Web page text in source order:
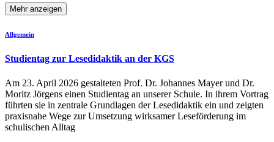
Mehr anzeigen
Allgemein
Studientag zur Lesedidaktik an der KGS
Am 23. April 2026 gestalteten Prof. Dr. Johannes Mayer und Dr.
Moritz Jörgens einen Studientag an unserer Schule. In ihrem Vortrag
führten sie in zentrale Grundlagen der Lesedidaktik ein und zeigten
praxisnahe Wege zur Umsetzung wirksamer Leseförderung im
schulischen Alltag